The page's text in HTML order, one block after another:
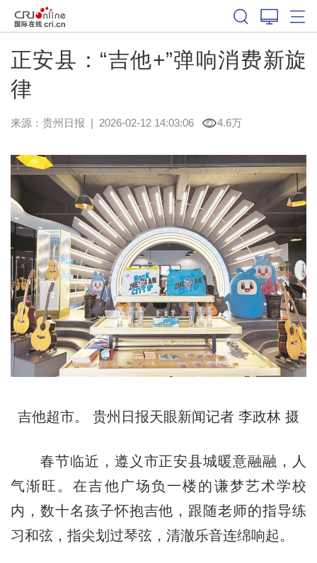
正安县：“吉他+”弹响消费新旋
律
来源： 贵州日报 | 2026-02-12 14:03:06 4.6万
吉他超市。 贵州日报天眼新闻记者 李政林 摄
春节临近，遵义市正安县城暖意融融，人
气渐旺。在吉他广场负一楼的谦梦艺术学校
内，数十名孩子怀抱吉他，跟随老师的指导练
习和弦，指尖划过琴弦，清澈乐音连绵响起。